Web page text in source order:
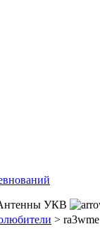
УКВ
> ra3wme